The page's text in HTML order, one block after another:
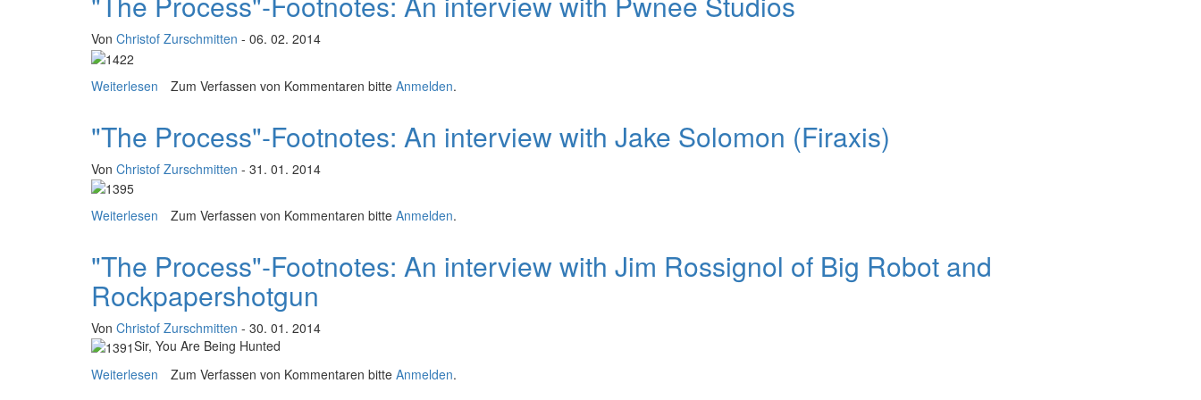
Von Christof Zurschmitten - 06. 02. 2014
Weiterlesen über "The Process"-Footnotes: An interview with Pwnee Studios
Zum Verfassen von Kommentaren bitte Anmelden.
"The Process"-Footnotes: An interview with Jake Solomon (Firaxis)
Von Christof Zurschmitten - 31. 01. 2014
Weiterlesen über "The Process"-Footnotes: An interview with Jake Solomon (Firaxis)
Zum Verfassen von Kommentaren bitte Anmelden.
"The Process"-Footnotes: An interview with Jim Rossignol of Big Robot and
Rockpapershotgun
Von Christof Zurschmitten - 30. 01. 2014
Sir, You Are Being Hunted
Weiterlesen über "The Process"-Footnotes: An interview with Jim Rossignol of Big Robot and Rockpapershotgun
Zum Verfassen von Kommentaren bitte Anmelden.